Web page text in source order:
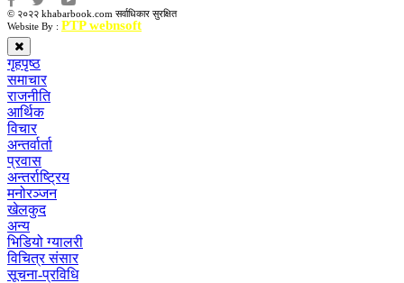
© २०२२ khabarbook.com सर्वाधिकार सुरक्षित
Website By : PTP webnsoft
गृहपृष्ठ
समाचार
राजनीति
आर्थिक
विचार
अन्तर्वार्ता
प्रवास
अन्तर्राष्ट्रिय
मनोरञ्जन
खेलकुद
अन्य
भिडियो ग्यालरी
विचित्र संसार
सूचना-प्रविधि